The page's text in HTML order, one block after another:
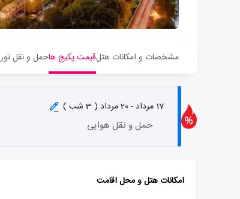
مشخصات و امکانات هتلقیمت پکیج هاحمل و نقل تور
17 مرداد - 20 مرداد ( 3 شب )
حمل و نقل هوایی
امکانات هتل و محل اقامت